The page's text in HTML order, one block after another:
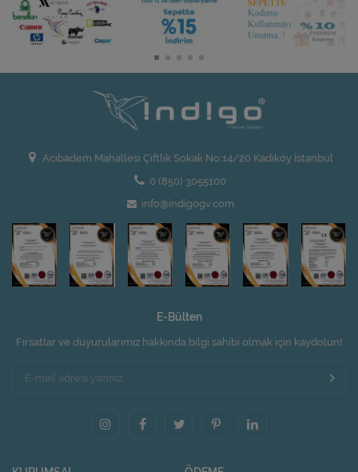
Acıbadem Mahallesi Çiftlik Sokak No:14/20 Kadıköy İstanbul
0 (850) 3055100
info@indigogv.com
E-Bülten
Fırsatlar ve duyurularımız hakkında bilgi sahibi olmak için kaydolun!